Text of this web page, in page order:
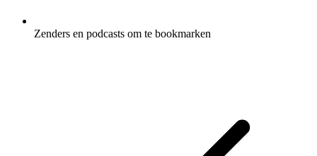
Zenders en podcasts om te bookmarken